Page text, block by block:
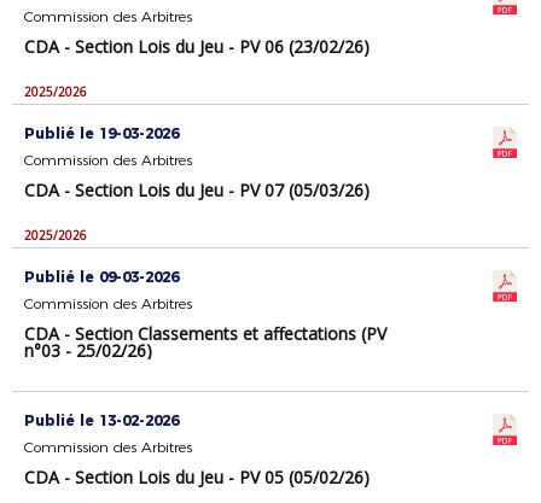
Commission des Arbitres
CDA - Section Lois du Jeu - PV 06 (23/02/26)
2025/2026
Publié le 19-03-2026
Commission des Arbitres
CDA - Section Lois du Jeu - PV 07 (05/03/26)
2025/2026
Publié le 09-03-2026
Commission des Arbitres
CDA - Section Classements et affectations (PV
n°03 - 25/02/26)
Publié le 13-02-2026
Commission des Arbitres
CDA - Section Lois du Jeu - PV 05 (05/02/26)